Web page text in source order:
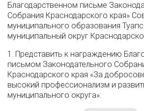
Благодарственном письме
Собрания Краснодарского края»
муниципального образования
муниципальный округ
1. Представить к награждению
письмом Законодательного
Краснодарского края «За
высокий профессионализм и
муниципального округа»: